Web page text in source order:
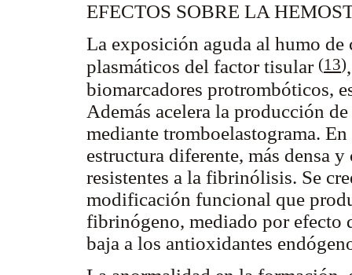
EFECTOS SOBRE LA
La exposición aguda al humo
plasmáticos del factor tisular (13)
biomarcadores protrombóticos,
Además acelera la producción
mediante tromboelastograma.
estructura diferente, más densa
resistentes a la fibrinólisis. Se
modificación funcional que
fibrinógeno, mediado por efecto
baja a los antioxidantes